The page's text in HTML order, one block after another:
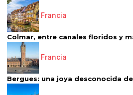
Francia
Colmar, entre canales floridos y
Francia
Bergues: una joya desconocida